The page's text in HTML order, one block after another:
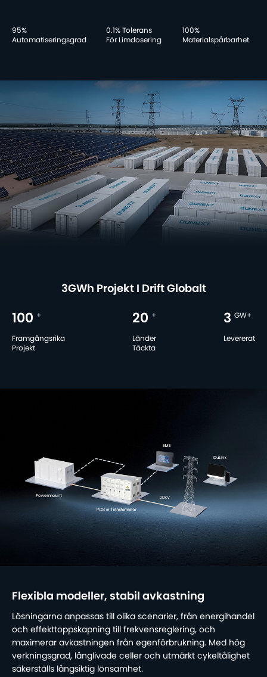
95%
Automatiseringsgrad
0.1% Tolerans
För Limdosering
100%
Materialspårbarhet
3GWh Projekt I Drift Globalt
100 +
Framgångsrika
Projekt
20 +
Länder
Täckta
3 GW+
Levererat
Flexibla modeller, stabil avkastning
Lösningarna anpassas till olika scenarier, från energihandel
och effekttoppskapning till frekvensreglering, och
maximerar avkastningen från egenförbrukning. Med hög
verkningsgrad, långlivade celler och utmärkt cykeltålighet
säkerställs långsiktig lönsamhet.